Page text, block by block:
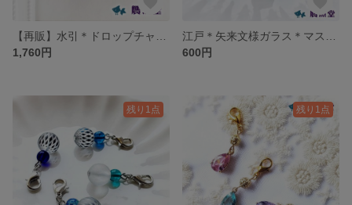
1,760円
600円
残り1点 残り1点